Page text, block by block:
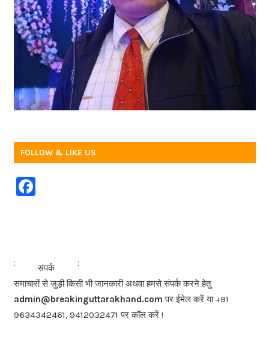
FOLLOW & LIKE US
F
b
o
o
k
<<< संपर्क
>>>
समाचारों से जुड़ी किसी भी जानकारी अथवा हमसे संपर्क करने हेतु
admin@breakinguttarakhand.com पर ईमेल करें या +91
9634342461, 9412032471 पर कॉल करें !